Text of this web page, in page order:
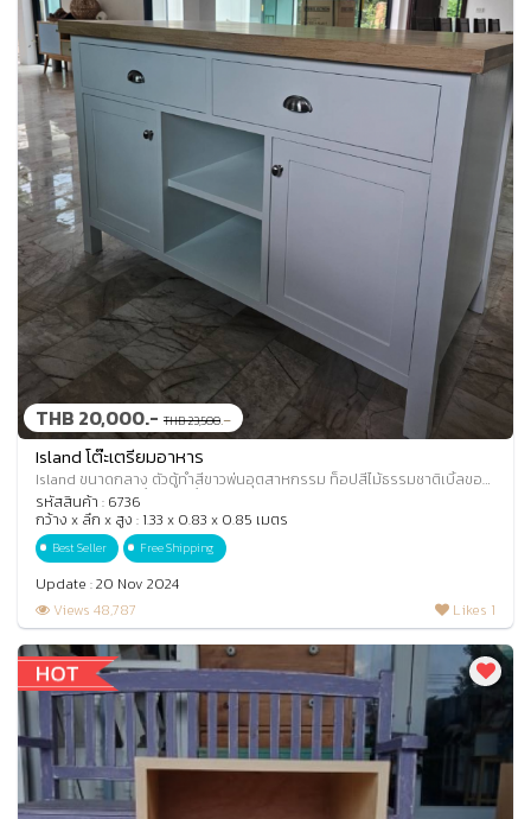
THB 20,000.- THB 23,500.-
Island โต๊ะเตรียมอาหาร
Island ขนาดกลาง ตัวตู้ทำสีขาวพ่นอุตสาหกรรม ท็อปสีไม้ธรรมชาติเบิ้ลขอบ
ตัวตู้ประกอบด้วยลิ้นชัก 2 ลิ้นช
รหัสสินค้า : 6736
กว้าง x ลึก x สูง : 1.33 x 0.83 x 0.85 เมตร
Best Seller Free Shipping
Update : 20 Nov 2024
Views 48,787
Likes 1